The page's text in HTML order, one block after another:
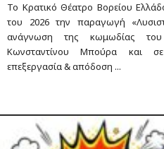
Το Κρατικό Θέατρο Βορείου
του 2026 την παραγωγή
ανάγνωση της κωμωδίας
Κωνσταντίνου Μπούρα και σε
επεξεργασία & απόδοση ...